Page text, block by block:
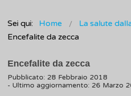
Sei qui: Home La salute
Encefalite da zecca
Encefalite da zecca
Pubblicato: 28 Febbraio 2018
- Ultimo aggiornamento: 26 Marzo